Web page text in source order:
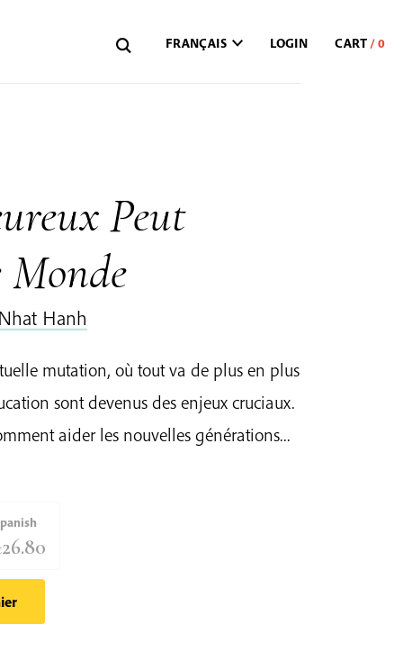
FRANÇAIS LOGIN
Peut
Hanh
mutation, où tout va de plus en plus
sont devenus des enjeux cruciaux.
aider les nouvelles générations...
26.80